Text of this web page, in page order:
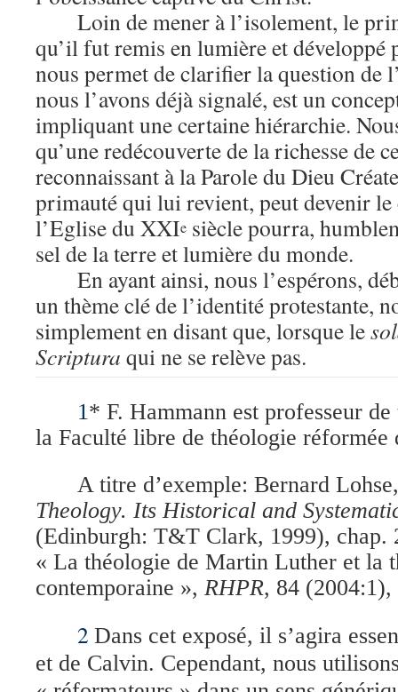
Loin de mener à l’isolement, le
qu’il fut remis en lumière et développé
nous permet de clarifier la question de
nous l’avons déjà signalé, est un
impliquant une certaine hiérarchie.
qu’une redécouverte de la richesse de
reconnaissant à la Parole du Dieu
primauté qui lui revient, peut devenir
l’Eglise du XXIe siècle pourra,
sel de la terre et lumière du monde.
En ayant ainsi, nous l’espérons,
un thème clé de l’identité protestante,
simplement en disant que, lorsque le
Scriptura qui ne se relève pas.
1* F. Hammann est professeur
la Faculté libre de théologie réformée
A titre d’exemple: Bernard
Theology. Its Historical and
(Edinburgh: T&T Clark, 1999), chap.
« La théologie de Martin Luther et la
contemporaine », RHPR, 84
2 Dans cet exposé, il s’agira
et de Calvin. Cependant, nous